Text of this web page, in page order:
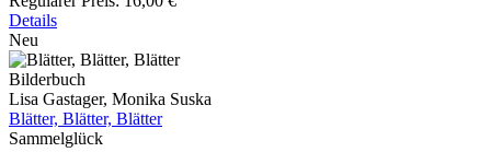
Details
Neu
Bilderbuch
Lisa Gastager, Monika Suska
Blätter, Blätter, Blätter
Sammelglück